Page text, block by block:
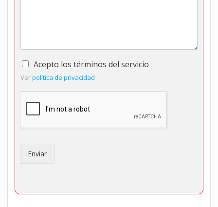
T
é
r
m
Acepto los términos del servicio
Verpolítica de privacidad
Enviar